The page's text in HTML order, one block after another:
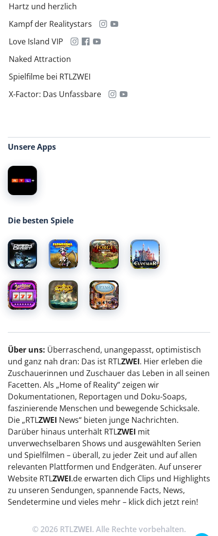
Hartz und herzlich
Kampf der Realitystars
Love Island VIP
Naked Attraction
Spielfilme bei RTLZWEI
X-Factor: Das Unfassbare
Unsere Apps
Die besten Spiele
Über uns: Überraschend, unangepasst, optimistisch
und ganz nah dran: Das ist RTLZWEI. Hier erleben die
Zuschauerinnen und Zuschauer das Leben in all seinen
Facetten. Als „Home of Reality” zeigen wir
Dokumentationen, Reportagen und Doku-Soaps,
faszinierende Menschen und bewegende Schicksale.
Die „RTLZWEI News“ bieten junge Nachrichten.
Darüber hinaus unterhält RTLZWEI mit
unverwechselbaren Shows und ausgewählten Serien
und Spielfilmen – überall, zu jeder Zeit und auf allen
relevanten Plattformen und Endgeräten. Auf unserer
Website RTLZWEI.de erwarten dich Clips und Highlights
zu unseren Sendungen, spannende Facts, News,
Sendetermine und vieles mehr – klick dich jetzt rein!
© 2026 RTLZWEI. Alle Rechte vorbehalten.